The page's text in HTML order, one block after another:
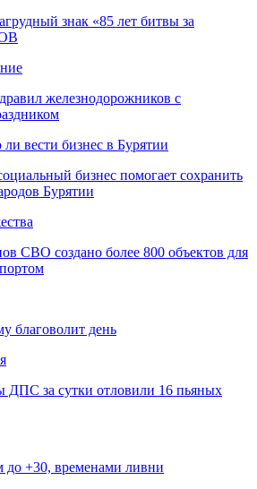
знак «85 лет битвы за
железнодорожников с
вести бизнес в Бурятии
бизнес помогает сохранить
Бурятии
СВО создано более 800 объектов для
благоволит день
ДПС за сутки отловили 16 пьяных
до +30, временами ливни